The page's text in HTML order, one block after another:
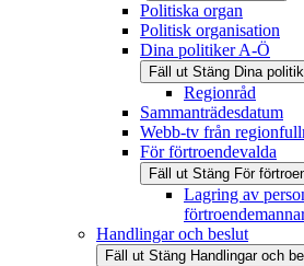
Politiska organ
Politisk organisation
Dina politiker A-Ö
Fäll ut Stäng Dina
Regionråd
Sammanträdesdatum
Webb-tv från
För förtroendevalda
Fäll ut Stäng För
Lagring av
Handlingar och beslut
Fäll ut Stäng Handlingar och